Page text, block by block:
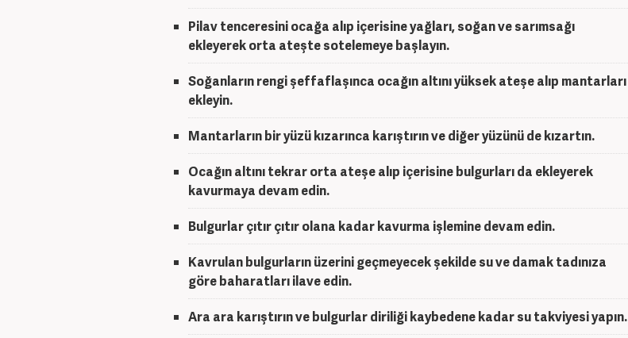
Pilav tenceresini ocağa alıp içerisine yağları, soğan ve sarımsağı
ekleyerek orta ateşte sotelemeye başlayın.
Soğanların rengi şeffaflaşınca ocağın altını yüksek ateşe alıp mantarları
ekleyin.
Mantarların bir yüzü kızarınca karıştırın ve diğer yüzünü de kızartın.
Ocağın altını tekrar orta ateşe alıp içerisine bulgurları da ekleyerek
kavurmaya devam edin.
Bulgurlar çıtır çıtır olana kadar kavurma işlemine devam edin.
Kavrulan bulgurların üzerini geçmeyecek şekilde su ve damak tadınıza
göre baharatları ilave edin.
Ara ara karıştırın ve bulgurlar diriliği kaybedene kadar su takviyesi yapın.